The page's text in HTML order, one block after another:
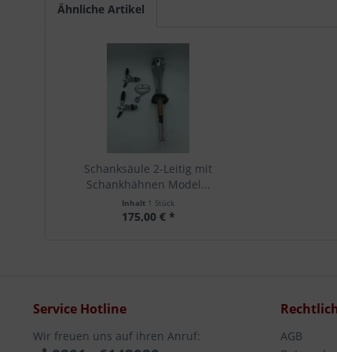
Ähnliche Artikel
Schanksäule 2-Leitig mit
Schankhähnen Model...
Inhalt 1 Stück
175,00 € *
Service Hotline
Wir freuen uns auf ihren Anruf:
AGB